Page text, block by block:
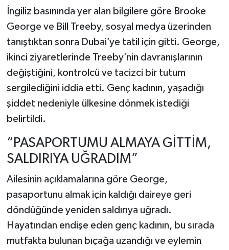
İngiliz basınında yer alan bilgilere göre Brooke
George ve Bill Treeby, sosyal medya üzerinden
tanıştıktan sonra Dubai’ye tatil için gitti. George,
ikinci ziyaretlerinde Treeby’nin davranışlarının
değiştiğini, kontrolcü ve tacizci bir tutum
sergilediğini iddia etti. Genç kadının, yaşadığı
şiddet nedeniyle ülkesine dönmek istediği
belirtildi.
“PASAPORTUMU ALMAYA GİTTİM,
SALDIRIYA UĞRADIM”
Ailesinin açıklamalarına göre George,
pasaportunu almak için kaldığı daireye geri
döndüğünde yeniden saldırıya uğradı.
Hayatından endişe eden genç kadının, bu sırada
mutfakta bulunan bıçağa uzandığı ve eylemin